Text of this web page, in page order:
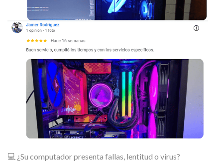
💻 ¿Su computador presenta fallas, lentitud o virus?